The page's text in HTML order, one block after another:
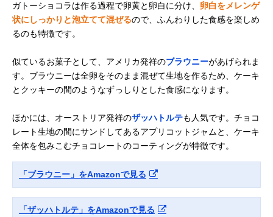
ガトーショコラは作る過程で卵黄と卵白に分け、 卵白をメレンゲ
状にしっかりと泡立てて混ぜるので、ふんわりした食感を楽しめ
るのも特徴です。
似ているお菓子として、アメリカ発祥のブラウニーがあげられま
す。ブラウニーは全卵をそのまま混ぜて生地を作るため、ケーキ
とクッキーの間のようなずっしりとした食感になります。
ほかには、オーストリア発祥のザッハトルテも人気です。チョコ
レート生地の間にサンドしてあるアプリコットジャムと、ケーキ
全体を包みこむチョコレートのコーティングが特徴です。
「ブラウニー」をAmazonで見る
「ザッハトルテ」をAmazonで見る